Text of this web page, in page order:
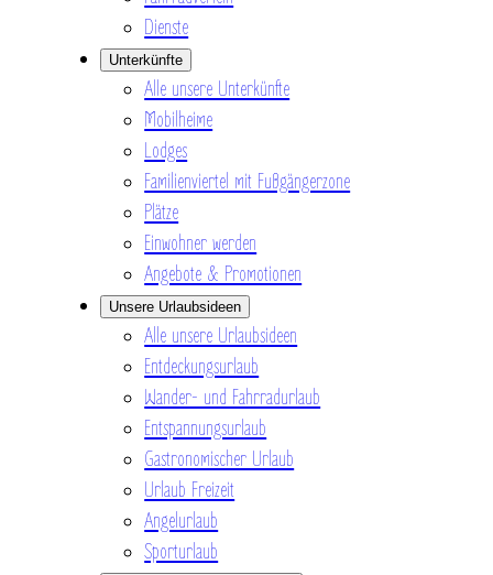
Dienste
Unterkünfte
Alle unsere Unterkünfte
Mobilheime
Lodges
Familienviertel mit Fußgängerzone
Plätze
Einwohner werden
Angebote & Promotionen
Unsere Urlaubsideen
Alle unsere Urlaubsideen
Entdeckungsurlaub
Wander- und Fahrradurlaub
Entspannungsurlaub
Gastronomischer Urlaub
Urlaub Freizeit
Angelurlaub
Sporturlaub